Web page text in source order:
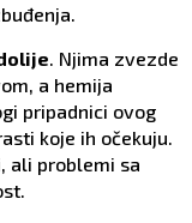
. Njima zvezde
a hemija
pripadnici ovog
koje ih očekuju.
ali problemi sa